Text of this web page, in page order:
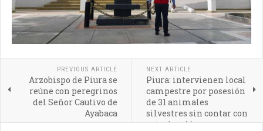
PREVIOUS ARTICLE
Arzobispo de Piura se
reúne con peregrinos
del Señor Cautivo de
Ayabaca
NEXT ARTICLE
Piura: intervienen local
campestre por posesión
de 31 animales
silvestres sin contar con
autorización